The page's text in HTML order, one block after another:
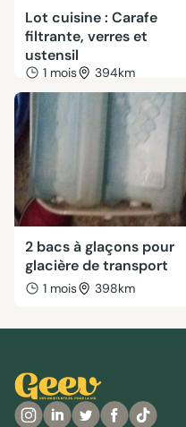
Lot cuisine : Carafe
filtrante, verres et
ustensil
1 mois 394km
2 bacs à glaçons pour
glacière de transport
1 mois 398km